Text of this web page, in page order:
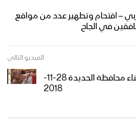
– اقتحام وتطهير عدد من مواقع
في الجاح
الفيديو التالي
معاناة النازحين من أبناء محافظة الحديدة 28-11-
2018